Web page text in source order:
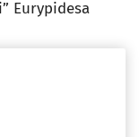
Eurypidesa